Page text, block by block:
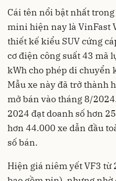
Cái tên nổi bật nhất
mini hiện nay là VinFast
thiết kế kiểu SUV cứng
cơ điện công suất 43 mã
kWh cho phép di chuyển
Mẫu xe này đã trở thành
mở bán vào tháng 8/
2024 đạt doanh số hơn
hơn 44.000 xe dẫn đầu
số bán.
Hiện giá niêm yết VF3 từ